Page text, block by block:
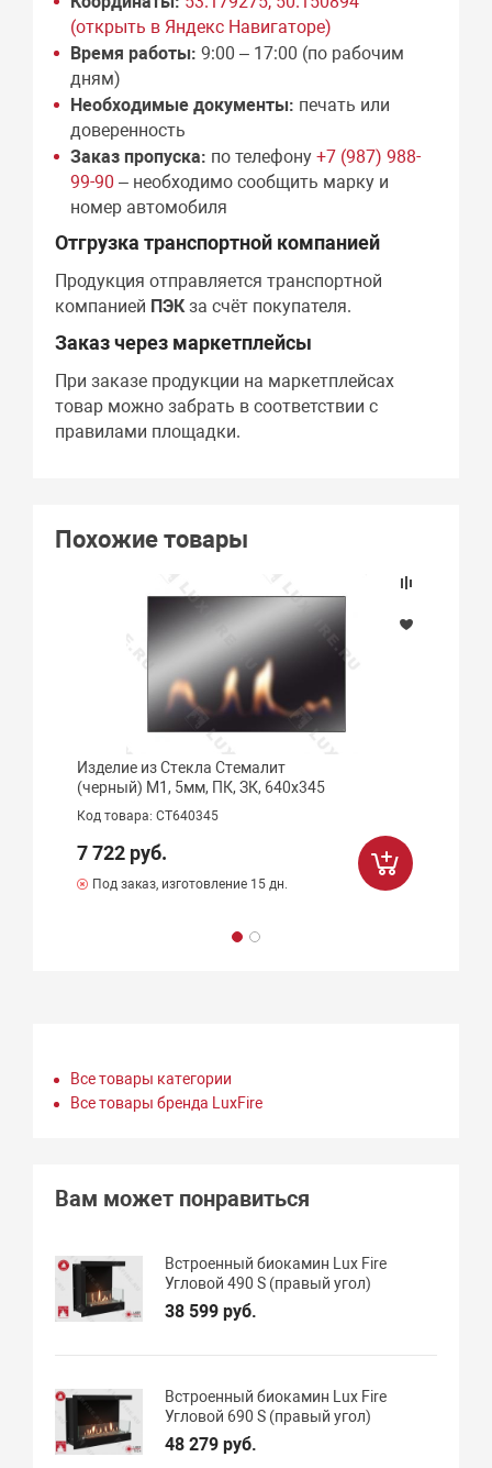
(открыть в Яндекс Навигаторе)
Время работы: 9:00 – 17:00 (по рабочим
дням)
Необходимые документы: печать или
доверенность
Заказ пропуска: по телефону+7 (987) 988-
99-90 – необходимо сообщить марку и
номер автомобиля
Отгрузка транспортной компанией
Продукция отправляется транспортной
компанией ПЭК за счёт покупателя.
Заказ через маркетплейсы
При заказе продукции на маркетплейсах
товар можно забрать в соответствии с
правилами площадки.
Похожие товары
Изделие из Стекла Стемалит
(черный) М1, 5мм, ПК, ЗК, 640х345
Код товара: СТ640345
7 722 руб.
Под заказ, изготовление 15 дн.
Все товары категории
Все товары бренда LuxFire
Вам может понравиться
Встроенный биокамин Lux Fire
Угловой 490 S (правый угол)
38 599 руб.
Встроенный биокамин Lux Fire
Угловой 690 S (правый угол)
48 279 руб.